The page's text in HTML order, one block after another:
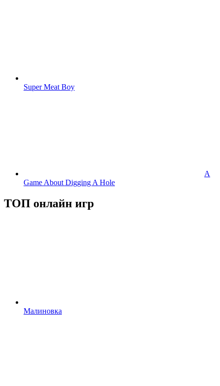
Super Meat Boy
A
Game About Digging A Hole
ТОП онлайн игр
Малиновка